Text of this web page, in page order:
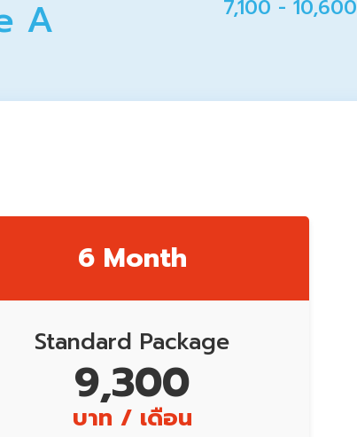
A 7,100 - 10,600
6 Month
Standard Package
9,300
บาท / เดือน